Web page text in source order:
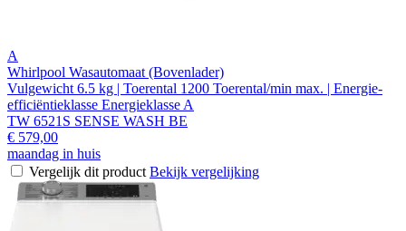
A
Whirlpool Wasautomaat (Bovenlader)
Vulgewicht 6.5 kg | Toerental 1200 Toerental/min max. | Energie-
efficiëntieklasse Energieklasse A
TW 6521S SENSE WASH BE
€ 579,00
maandag in huis
Vergelijk dit product Bekijk vergelijking